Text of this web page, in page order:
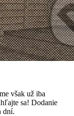
však už iba
sa! Dodanie
dní.